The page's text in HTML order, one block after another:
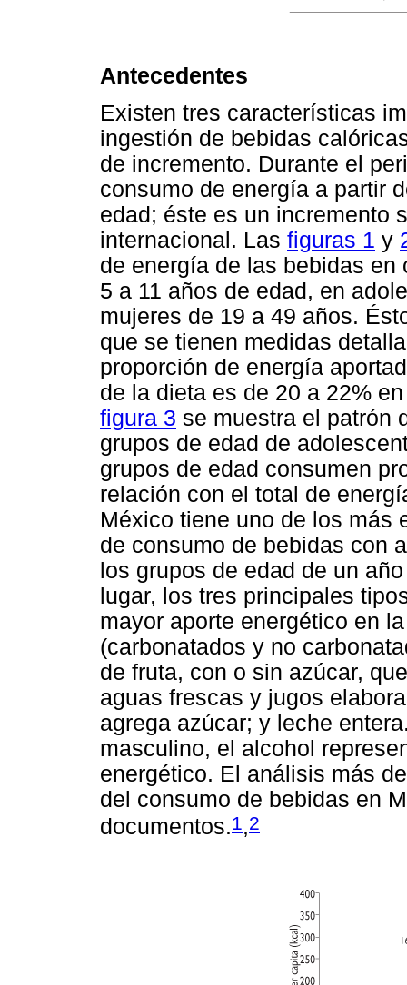
Antecedentes
Existen tres características
ingestión de bebidas
de incremento. Durante el
consumo de energía a partir
edad; éste es un incremento
internacional. Las figuras 1 y
de energía de las bebidas
5 a 11 años de edad, en
mujeres de 19 a 49 años.
que se tienen medidas
proporción de energía
de la dieta es de 20 a 22%
figura 3 se muestra el patrón
grupos de edad de
grupos de edad consumen
relación con el total de
México tiene uno de los más
de consumo de bebidas con
los grupos de edad de un
lugar, los tres principales
mayor aporte energético en
(carbonatados y no
de fruta, con o sin azúcar,
aguas frescas y jugos
agrega azúcar; y leche
masculino, el alcohol
energético. El análisis más
del consumo de bebidas en
documentos.1,2